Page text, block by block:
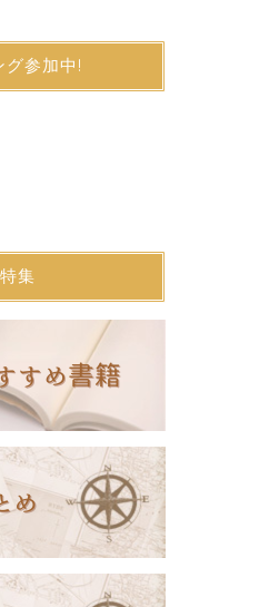
グ参加中!
集